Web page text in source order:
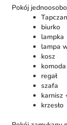
Pokój
Tapczan
biurko
lampka
lampa
kosz
komoda
regał
szafa
karnisz
krzesło